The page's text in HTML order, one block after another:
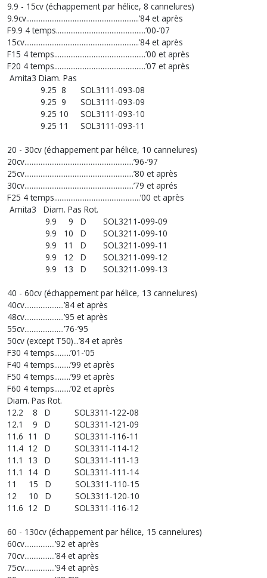
9.9 - 15cv (échappement par hélice, 8 cannelures)
9.9cv...............................................................’84 et après
F9.9 4 temps..................................................’00-’07
15cv................................................................’84 et après
F15 4 temps...................................................’00 et après
F20 4 temps...................................................’07 et après
Amita3 Diam. Pas
9.25 8 SOL3111-093-08
9.25 9 SOL3111-093-09
9.25 10 SOL3111-093-10
9.25 11 SOL3111-093-11
20 - 30cv (échappement par hélice, 10 cannelures)
20cv.............................................................’96-’97
25cv.............................................................’80 et après
30cv.............................................................’79 et aprés
F25 4 temps................................................’00 et après
Amita3 Diam. Pas Rot.
9.9 9 D SOL3211-099-09
9.9 10 D SOL3211-099-10
9.9 11 D SOL3211-099-11
9.9 12 D SOL3211-099-12
9.9 13 D SOL3211-099-13
40 - 60cv (échappement par hélice, 13 cannelures)
40cv......................’84 et après
48cv......................’95 et après
55cv......................’76-’95
50cv (except T50)...’84 et après
F30 4 temps.........’01-’05
F40 4 temps.........’99 et après
F50 4 temps.........’99 et après
F60 4 temps.........’02 et après
Diam. Pas Rot.
12.2 8 D SOL3311-122-08
12.1 9 D SOL3311-121-09
11.6 11 D SOL3311-116-11
11.4 12 D SOL3311-114-12
11.1 13 D SOL3311-111-13
11.1 14 D SOL3311-111-14
11 15 D SOL3311-110-15
12 10 D SOL3311-120-10
11.6 12 D SOL3311-116-12
60 - 130cv (échappement par hélice, 15 cannelures)
60cv.................’92 et après
70cv.................’84 et après
75cv.................’94 et après